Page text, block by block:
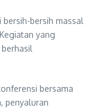
bersih-bersih massal
yang
bersama
penyaluran